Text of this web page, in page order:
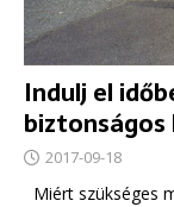
Indulj el
2017-09-18
Miért szükséges